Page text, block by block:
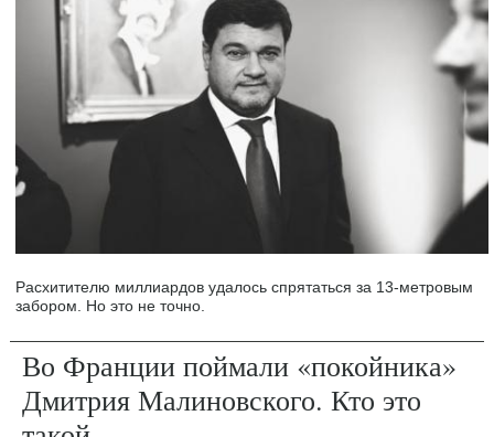
Расхитителю миллиардов удалось спрятаться за 13-метровым
забором. Но это не точно.
Во Франции поймали «покойника»
Дмитрия Малиновского. Кто это